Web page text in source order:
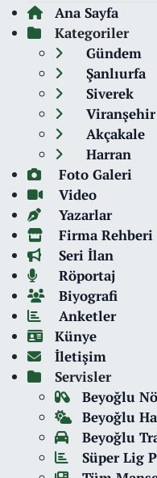
Ana Sayfa
Kategoriler
Gündem
Şanlıurfa
Siverek
Viranşehir
Akçakale
Harran
Foto Galeri
Video
Yazarlar
Firma Rehberi
Seri İlan
Röportaj
Biyografi
Anketler
Künye
İletişim
Servisler
Beyoğlu
Beyoğlu
Beyoğlu
Süper Lig